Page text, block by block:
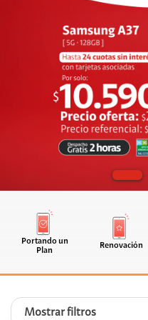
Portando un
Plan
Renovación
Mostrar filtros